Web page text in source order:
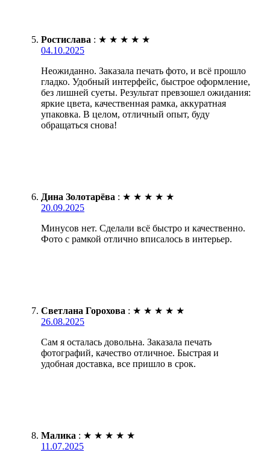
Ростислава : ★ ★ ★ ★ ★
04.10.2025
Неожиданно. Заказала печать фото, и всё прошло
гладко. Удобный интерфейс, быстрое оформление,
без лишней суеты. Результат превзошел ожидания:
яркие цвета, качественная рамка, аккуратная
упаковка. В целом, отличный опыт, буду
обращаться снова!
Дина Золотарёва : ★ ★ ★ ★ ★
20.09.2025
Минусов нет. Сделали всё быстро и качественно.
Фото с рамкой отлично вписалось в интерьер.
Светлана Горохова : ★ ★ ★ ★ ★
26.08.2025
Сам я осталась довольна. Заказала печать
фотографий, качество отличное. Быстрая и
удобная доставка, все пришло в срок.
Малика : ★ ★ ★ ★ ★
11.07.2025